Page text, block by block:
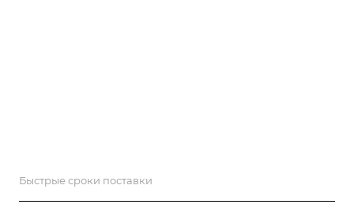
Быстрые сроки поставки